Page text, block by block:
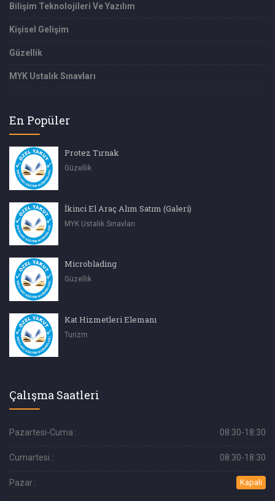
Bilişim Teknolojileri Ve Yazılım
Kişisel Gelişim
Güzellik
MYK Ustalık Sınavları
En Popüler
Protez Tırnak
Güzellik
İkinci El Araç Alım Satım (Galeri)
MYK Ustalık Sınavları
Microblading
Güzellik
Kat Hizmetleri Elemanı
Turizm
Çalışma Saatleri
Pazartesi-Cuma : 08:30-18:30
Cumartesi : 08:30-18:30
Pazar : Kapalı